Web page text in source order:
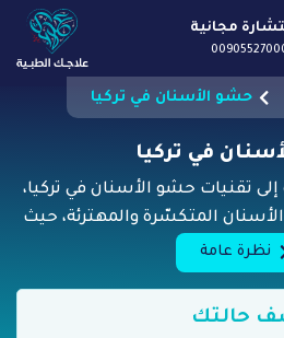
مجانية
حشو الأسنان في تركيا
في تركيا
تقنيات حشو الأسنان في تركيا،
المتكسّرة والمهترئة، حيث
المنطقة المصابة بالتسوّس،
موادّ مختلفة بعد تنظيف
الأصليّ ووظيفته الطبيعيّة، ومنع
عن وجود حفر بالأسنان.
نظرة عامة
حالتك